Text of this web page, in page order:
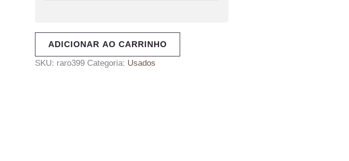
ADICIONAR AO CARRINHO
SKU: raro399 Categoria: Usados